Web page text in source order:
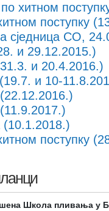
хитном
поступку
сједница СО,
и 29.12.2015.)
и 20.4.2016.)
и 10-
(10.1.2018.)
поступку
Школа пливања у